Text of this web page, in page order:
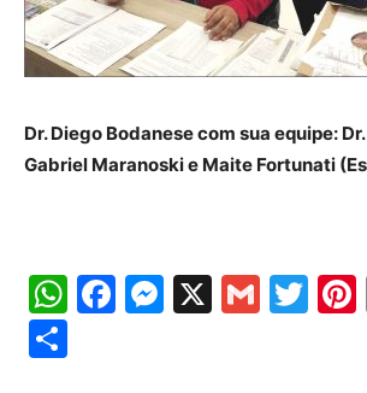
Dr. Diego Bodanese com sua equipe:
Gabriel Maranoski e Maite Fortunati
WhatsApp
Facebook
Messenger
X Gmail